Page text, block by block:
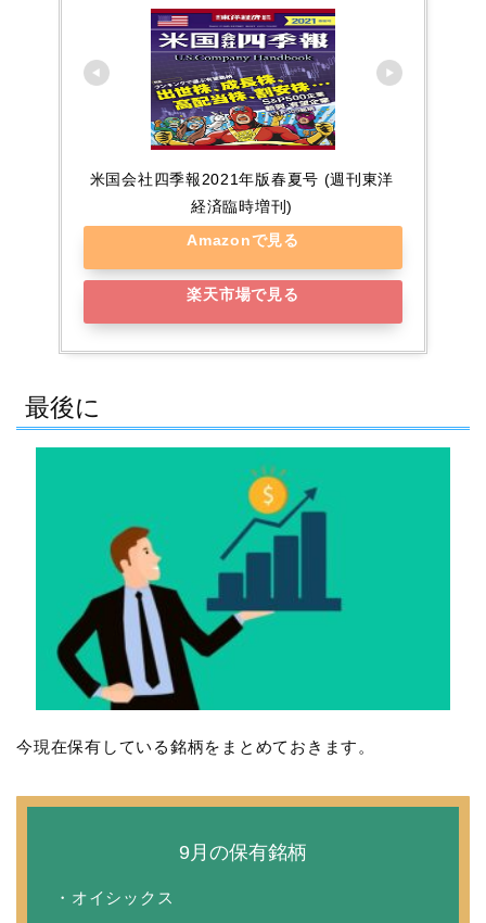
米国会社四季報2021年版春夏号 (週刊東洋
経済臨時増刊)
Amazonで見る
楽天市場で見る
最後に
今現在保有している銘柄をまとめておきます。
9月の保有銘柄
・オイシックス